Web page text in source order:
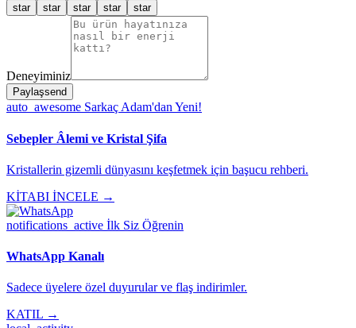
star star star star star
Deneyiminiz
Paylaşsend
auto_awesome Sarkaç Adam'dan Yeni!
Sebepler Âlemi ve Kristal Şifa
Kristallerin gizemli dünyasını keşfetmek için başucu rehberi.
KİTABI İNCELE →
notifications_active İlk Siz Öğrenin
WhatsApp Kanalı
Sadece üyelere özel duyurular ve flaş indirimler.
KATIL →